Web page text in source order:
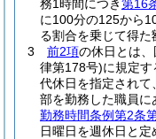
務1時間につき第16
に100分の125から
る割合を乗じて得た
3
前2項の休日とは
律第178号)に規定す
代休日を指定され
部を勤務した職員に
勤務時間条例第2条
日曜日を週休日と